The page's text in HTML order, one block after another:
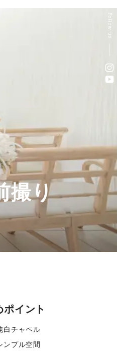
撮り
Follow us
ポイント
白チャペル
ンプル空間